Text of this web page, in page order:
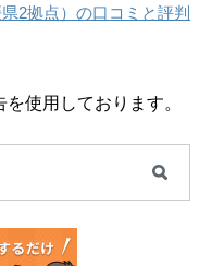
2拠点）の口コミと評判
使用しております。